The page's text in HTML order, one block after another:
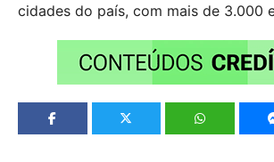
cidades do país, com mais de 3.000